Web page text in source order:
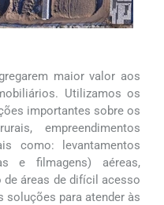
maior valor aos
Utilizamos os
importantes sobre os
empreendimentos
como: levantamentos
e filmagens) aéreas,
de áreas de difícil acesso
soluções para atender às